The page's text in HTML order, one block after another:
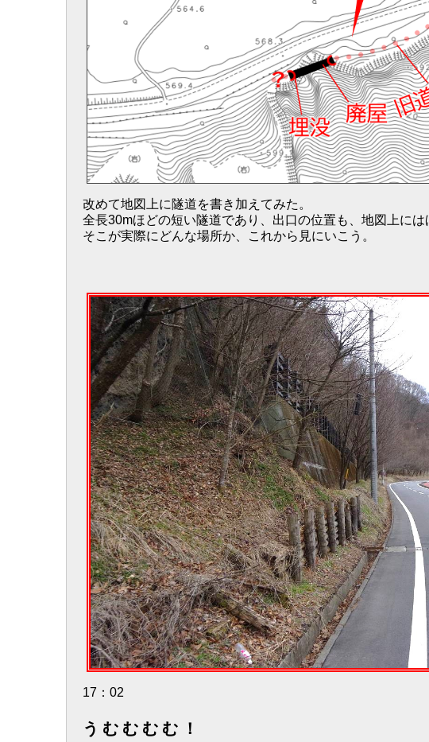
改めて地図上に隧道を書き加えてみた。
全長30mほどの短い隧道であり、出口の位置も、地図上には
そこが実際にどんな場所か、これから見にいこう。
17：02
うむむむむ！